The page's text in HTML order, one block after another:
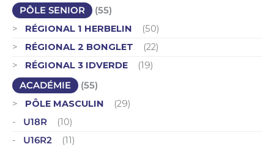
PÔLE SENIOR
(55)
RÉGIONAL 1 HERBELIN
(50)
RÉGIONAL 2 BONGLET
(22)
RÉGIONAL 3 IDVERDE
(19)
ACADÉMIE
(55)
PÔLE MASCULIN
(29)
U18R
(10)
U16R2
(11)